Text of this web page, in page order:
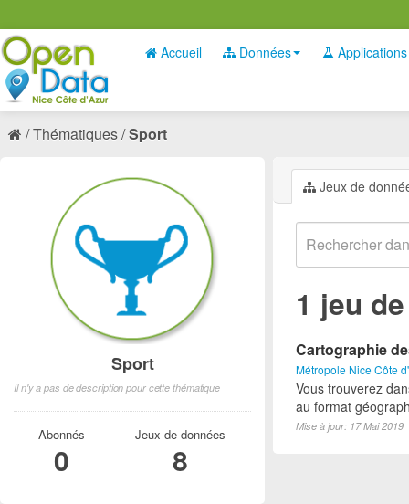
Accueil Données Applications
Thématiques Sport
Jeux de
1 jeu
Cartographie
Métropole Nice Côte
Vous trouverez
au format
Mise à jour: 17 Mai 2019
Sport
Il n'y a pas de description pour cette thématique
Abonnés
0
Jeux de données
8